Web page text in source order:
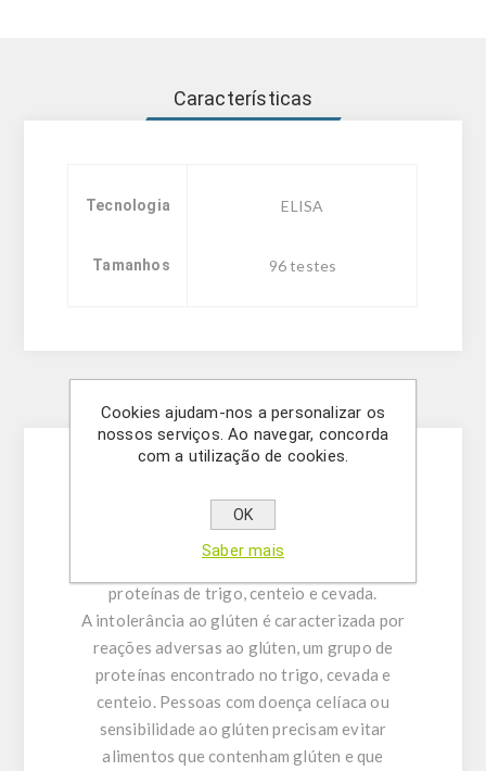
Características
Tecnologia ELISA
Tamanhos 96 testes
Description
resultados quantitativos rápidos e confiáveis ​​
proteínas de trigo, centeio e cevada.
A intolerância ao glúten é caracterizada por
reações adversas ao glúten, um grupo de
proteínas encontrado no trigo, cevada e
centeio. Pessoas com doença celíaca ou
sensibilidade ao glúten precisam evitar
alimentos que contenham glúten e que
Cookies ajudam-nos a personalizar os
nossos serviços. Ao navegar, concorda
com a utilização de cookies.
OK
Saber mais